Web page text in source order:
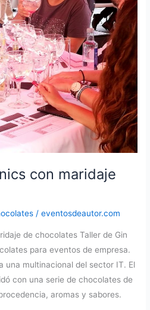
con maridaje
/eventosdeautor.com
de chocolates Taller de Gin
para eventos de empresa.
una multinacional del sector IT. El
con una serie de chocolates de
aromas y sabores.